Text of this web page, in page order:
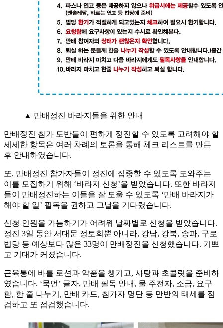
▲ 만배정진 바라지들을 위한 안내
만배정진 참가 도반들이 편하게 정진할 수 있도록 고려해야 할
세세한 항목은 여러 차례의 토론을 통해 체크 리스트를 만든
후 안내하였습니다.
또, 만배정진 참가자들이 정진에 집중할 수 있도록 도와주는
이를 모집하기 위해 ‘바라지 신청’을 받았습니다. 또한 바라지
들이 만배정진하는 이들을 잘 도울 수 있도록 ‘만배 바라지가
해야 할 일’ 필독을 권하고 그날을 기다렸습니다.
신청 인원을 가늠하기가 어려워 날짜별로 신청을 받았습니다.
정진 3일 동안 서대문 정토회뿐 아니라, 강남, 강북, 송파, 구로
법당 등 예상보다 많은 33명이 만배정진을 신청했습니다. 기쁘
고 기대가 커졌습니다.
근육통에 바를 로션과 약품을 챙기고, 사탕과 초콜릿을 준비하
였습니다. ‘묵언’ 글자, 만배 필독 안내, 물 주전자, 소금, 요구
함, 한 줄 나누기, 만배 카드, 참가자 명단 등 만반의 태세를 점
검하고 또 점검했습니다.